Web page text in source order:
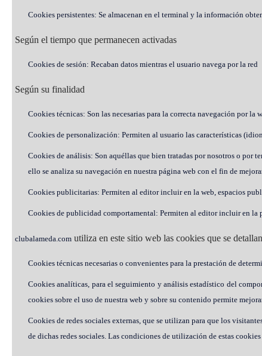
Cookies persistentes: Se almacenan en el terminal y la información
Según el tiempo que permanecen activadas
Cookies de sesión: Recaban datos mientras el usuario navega por la red
Según su finalidad
Cookies técnicas: Son las necesarias para la correcta navegación por la
Cookies de personalización: Permiten al usuario las características
Cookies de análisis: Son aquéllas que bien tratadas por nosotros o por
ello se analiza su navegación en nuestra página web con el fin de
Cookies publicitarias: Permiten al editor incluir en la web, espacios
Cookies de publicidad comportamental: Permiten al editor incluir en la
clubalameda.com utiliza en este sitio web las cookies que se
Cookies técnicas necesarias o convenientes para la prestación de
Cookies analíticas, para el seguimiento y análisis estadístico del
cookies sobre el uso de nuestra web y sobre su contenido permite
Cookies de redes sociales externas, que se utilizan para que los
de dichas redes sociales. Las condiciones de utilización de estas